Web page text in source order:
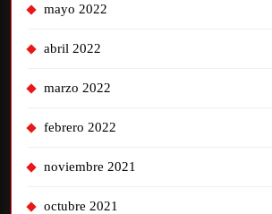
mayo 2022
abril 2022
marzo 2022
febrero 2022
noviembre 2021
octubre 2021